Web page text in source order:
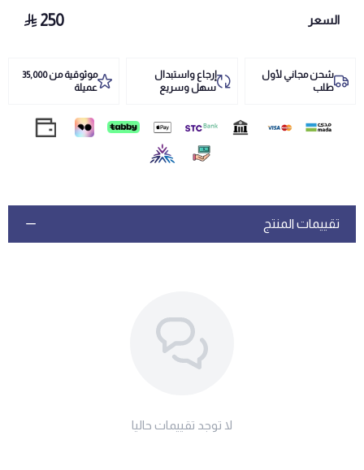
السعر 250
شحن مجاني لأول
طلب
إرجاع واستبدال
سهل وسريع
موثوقية من 35,000
عميلة
تقييمات المنتج
لا توجد تقييمات حاليا